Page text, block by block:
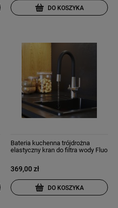
DO KOSZYKA
Bateria kuchenna trójdrożna
elastyczny kran do filtra wody Fluo
369,00 zł
DO KOSZYKA